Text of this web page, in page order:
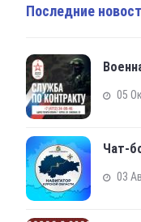
Последние
05
Чат-
03